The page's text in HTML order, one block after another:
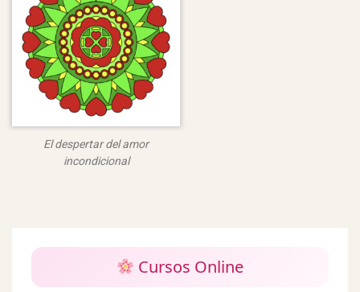
El despertar del amor
incondicional
Cursos Online